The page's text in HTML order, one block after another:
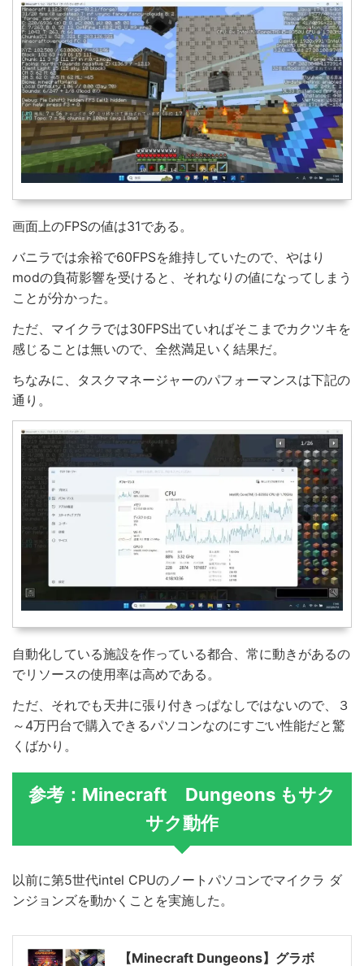
画面上のFPSの値は31である。
バニラでは余裕で60FPSを維持していたので、やはり
modの負荷影響を受けると、それなりの値になってしまう
ことが分かった。
ただ、マイクラでは30FPS出ていればそこまでカクツキを
感じることは無いので、全然満足いく結果だ。
ちなみに、タスクマネージャーのパフォーマンスは下記の
通り。
自動化している施設を作っている都合、常に動きがあるの
でリソースの使用率は高めである。
ただ、それでも天井に張り付きっぱなしではないので、３
～4万円台で購入できるパソコンなのにすごい性能だと驚
くばかり。
参考：Minecraft Dungeons もサク
サク動作
以前に第5世代intel CPUのノートパソコンでマイクラ ダ
ンジョンズを動かくことを実施した。
【Minecraft Dungeons】グラボ